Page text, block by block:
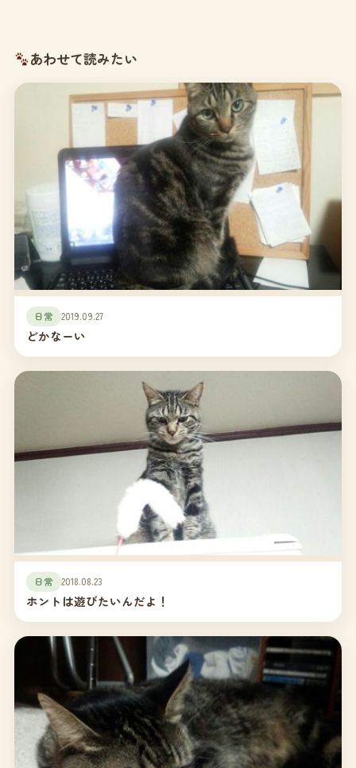
あわせて読みたい
日常 2019.09.27
どかなーい
日常 2018.08.23
ホントは遊びたいんだよ！